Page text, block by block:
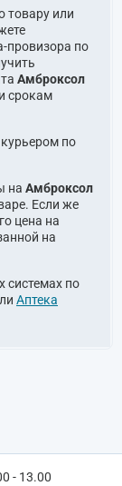
товару или
провизора по
Амброксол
срокам
курьером по
на Амброксол
Если же
цена на
на
системах по
Аптека
- 13.00